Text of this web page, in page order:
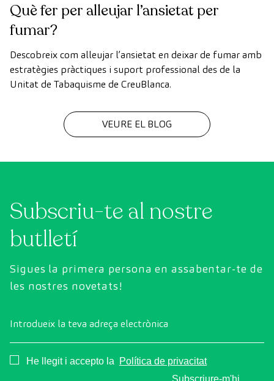
Què fer per alleujar l’ansietat per
fumar?
Descobreix com alleujar l’ansietat en deixar de fumar amb
estratègies pràctiques i suport professional des de la
Unitat de Tabaquisme de CreuBlanca.
VEURE EL BLOG
Subscriu-te al nostre
butlletí
Sigues la primera persona en assabentar-te de
les nostres novetats!
Introdueix la teva adreça electrònica
Consentimiento
He llegit i accepto la
Política de privacitat